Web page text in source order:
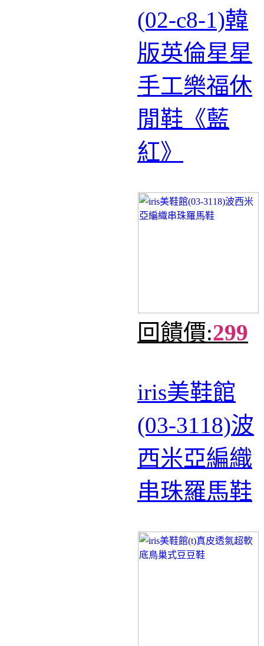
(02-c8-1)韓
版英倫星星
手工樂福休
閒鞋《藍
紅》
回饋價:299
iris美鞋館
(03-3118)波
西米亞編織
串珠羅馬鞋